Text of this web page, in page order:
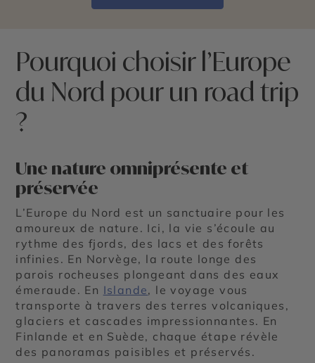
Pourquoi choisir l’Europe
du Nord pour un road trip
?
Une nature omniprésente et
préservée
L’Europe du Nord est un sanctuaire pour les
amoureux de nature. Ici, la vie s’écoule au
rythme des fjords, des lacs et des forêts
infinies. En Norvège, la route longe des
parois rocheuses plongeant dans des eaux
émeraude. En Islande, le voyage vous
transporte à travers des terres volcaniques,
glaciers et cascades impressionnantes. En
Finlande et en Suède, chaque étape révèle
des panoramas paisibles et préservés.